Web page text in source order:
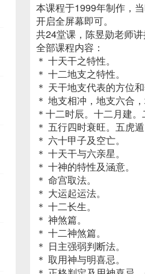
本课程于1999年制作，
开启全屏幕即可。
共24堂课，陈昱勋老师
全部课程内容：
＊ 十天干之特性。
＊ 十二地支之特性。
＊ 天干地支代表的方位
＊ 地支相冲，地支六合
＊十二时辰。十二月建
＊ 五行四时衰旺。五虎遁
＊ 六十甲子及空亡。
＊ 十天干与六亲星。
＊ 十神的特性及涵意。
＊ 命宫取法。
＊ 大运起运法。
＊ 十二长生。
＊ 神煞篇。
＊ 十二神煞篇。
＊ 日主强弱判断法。
＊ 取用神与明喜忌。